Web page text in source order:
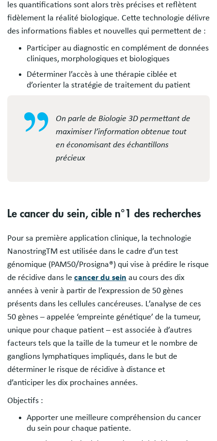
les quantifications sont alors très précises et reflètent
fidèlement la réalité biologique. Cette technologie délivre
des informations fiables et nouvelles qui permettent de :
Participer au diagnostic en complément de données
cliniques, morphologiques et biologiques
Déterminer l’accès à une thérapie ciblée et
d’orienter la stratégie de traitement du patient
On parle de Biologie 3D permettant de
maximiser l’information obtenue tout
en économisant des échantillons
précieux
Le cancer du sein, cible n°1 des recherches
Pour sa première application clinique, la technologie
NanostringTM est utilisée dans le cadre d’un test
génomique (PAM50/Prosigna®) qui vise à prédire le risque
de récidive dans le cancer du sein au cours des dix
années à venir à partir de l’expression de 50 gènes
présents dans les cellules cancéreuses. L’analyse de ces
50 gènes – appelée ‘empreinte génétique’ de la tumeur,
unique pour chaque patient – est associée à d’autres
facteurs tels que la taille de la tumeur et le nombre de
ganglions lymphatiques impliqués, dans le but de
déterminer le risque de récidive à distance et
d’anticiper les dix prochaines années.
Objectifs :
Apporter une meilleure compréhension du cancer
du sein pour chaque patiente.